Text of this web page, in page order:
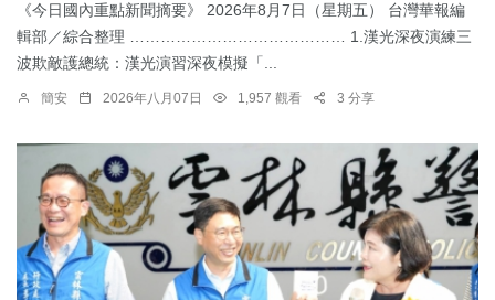
《今日國內重點新聞摘要》 2026年8月7日（星期五） 台灣華報編
輯部／綜合整理 …………………………………… 1.漢光深夜演練三
波欺敵護總統：​漢光演習深夜模擬「...
簡安 2026年八月07日 1,957 觀看 3 分享